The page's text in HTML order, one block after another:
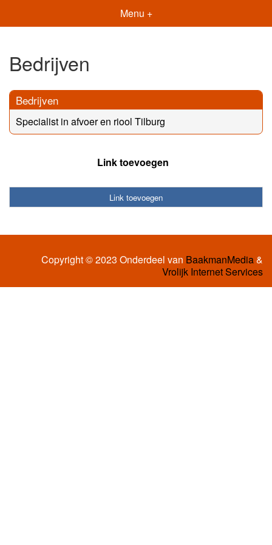
Menu +
Bedrijven
Bedrijven
Specialist in afvoer en riool Tilburg
Link toevoegen
Link toevoegen
Copyright © 2023 Onderdeel van BaakmanMedia&
Vrolijk Internet Services